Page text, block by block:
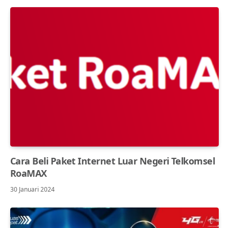
Cara Beli Paket Internet Luar Negeri Telkomsel
RoaMAX
30 Januari 2024